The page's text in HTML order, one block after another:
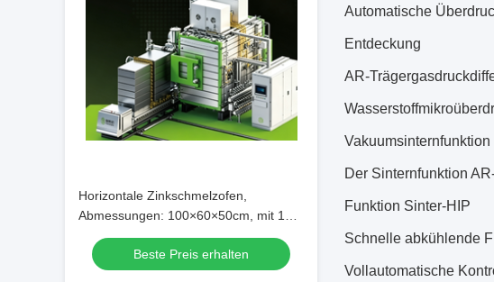
Horizontale Zinkschmelzofen,
Abmessungen: 100×60×50cm, mit 12
Graphitbooten ausgestattet
Beste Preis erhalten
Automatische
Entdeckung
AR-
Vakuumsinternfunktion
Der Sinternfunktion
Funktion Sinter-HIP
Schnelle abkühlende
Vollautomatische